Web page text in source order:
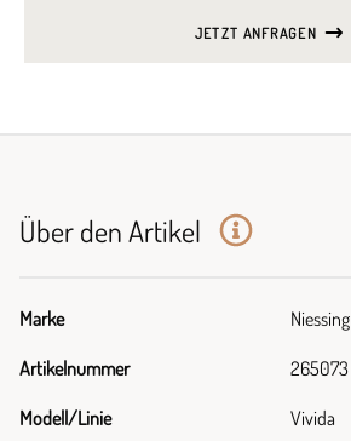
JETZT ANFRAGEN
Über den Artikel
Marke Niessing
Artikelnummer 265073
Modell/Linie Vivida